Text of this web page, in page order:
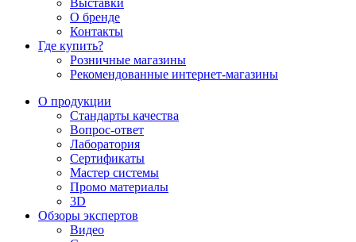
Выставки
О бренде
Контакты
Где купить?
Розничные магазины
Рекомендованные интернет-магазины
О продукции
Стандарты качества
Вопрос-ответ
Лаборатория
Сертификаты
Мастер системы
Промо материалы
3D
Обзоры экспертов
Видео